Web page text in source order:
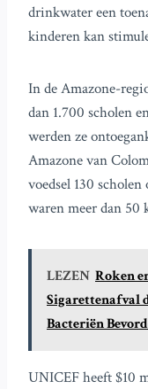
drinkwater een
kinderen kan
In de Amazone-
dan 1.700 scholen
werden ze
Amazone van
voedsel 130
waren meer dan
LEZEN Roken
Sigarettenafval
Bacteriën
UNICEF heeft $10